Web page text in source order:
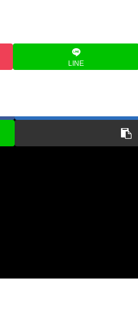
LINE